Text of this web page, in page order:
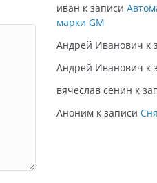
иван к записи
марки GM
Андрей Иванович к
Андрей Иванович к
вячеслав сенин к
Аноним к записи